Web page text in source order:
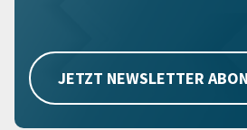
JETZT NEWSLETTER